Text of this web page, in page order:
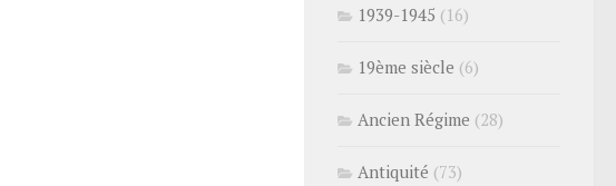
1939-1945 (16)
19ème siècle (6)
Ancien Régime (28)
Antiquité (73)